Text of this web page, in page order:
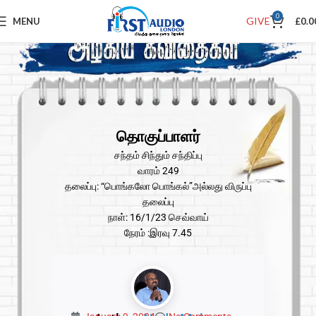
MENU GIVE 0 £
தொகுப்பாளர்
சந்தம் சிந்தும் சந்திப்பு
வாரம் 249
தலைப்பு: “பொங்கலோ பொங்கல்”அல்லது விருப்பு
தலைப்பு
நாள்: 16/1/23 செவ்வாய்
நேரம் :இரவு 7.45